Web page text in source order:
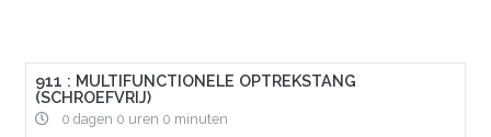
911 : MULTIFUNCTIONELE OPTREKSTANG
(SCHROEFVRIJ)
0 dagen 0 uren 0 minuten